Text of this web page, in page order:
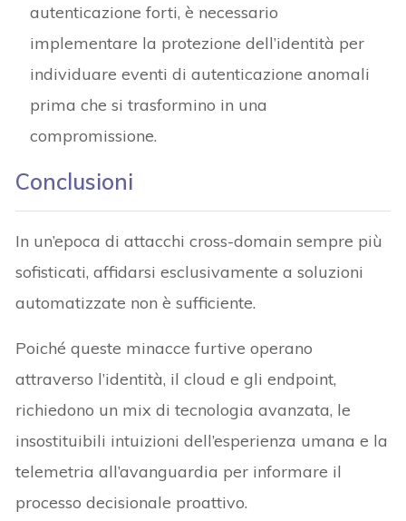
autenticazione forti, è necessario
implementare la protezione dell’identità per
individuare eventi di autenticazione anomali
prima che si trasformino in una
compromissione.
Conclusioni
In un’epoca di attacchi cross-domain sempre più
sofisticati, affidarsi esclusivamente a soluzioni
automatizzate non è sufficiente.
Poiché queste minacce furtive operano
attraverso l’identità, il cloud e gli endpoint,
richiedono un mix di tecnologia avanzata, le
insostituibili intuizioni dell’esperienza umana e la
telemetria all’avanguardia per informare il
processo decisionale proattivo.